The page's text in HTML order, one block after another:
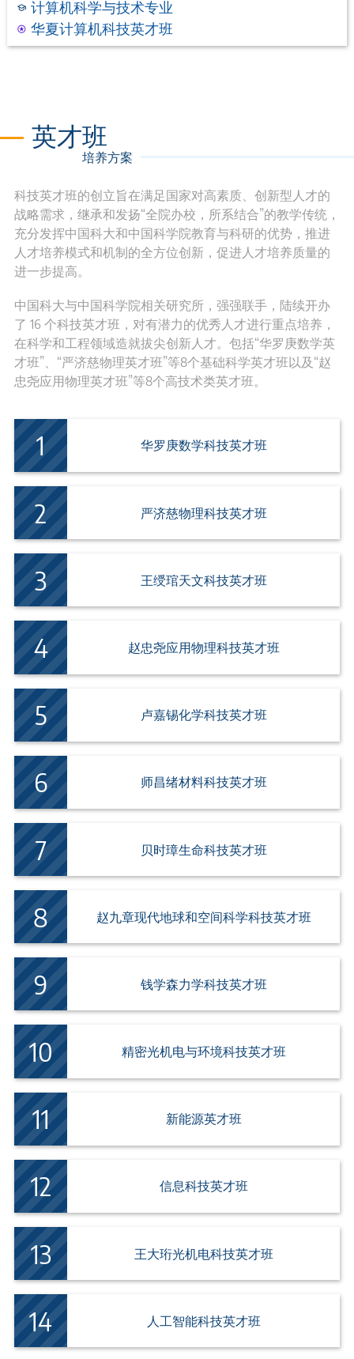
计算机科学与技术专业
华夏计算机科技英才班
英才班
培养方案
科技英才班的创立旨在满足国家对高素质、创新型人才的
战略需求，继承和发扬“全院办校，所系结合”的教学传统，
充分发挥中国科大和中国科学院教育与科研的优势，推进
人才培养模式和机制的全方位创新，促进人才培养质量的
进一步提高。
中国科大与中国科学院相关研究所，强强联手，陆续开办
了 16 个科技英才班，对有潜力的优秀人才进行重点培养，
在科学和工程领域造就拔尖创新人才。包括“华罗庚数学英
才班”、“严济慈物理英才班”等8个基础科学英才班以及“赵
忠尧应用物理英才班”等8个高技术类英才班。
华罗庚数学科技英才班
严济慈物理科技英才班
王绶琯天文科技英才班
赵忠尧应用物理科技英才班
卢嘉锡化学科技英才班
师昌绪材料科技英才班
贝时璋生命科技英才班
赵九章现代地球和空间科学科技英才班
钱学森力学科技英才班
精密光机电与环境科技英才班
新能源英才班
信息科技英才班
王大珩光机电科技英才班
人工智能科技英才班